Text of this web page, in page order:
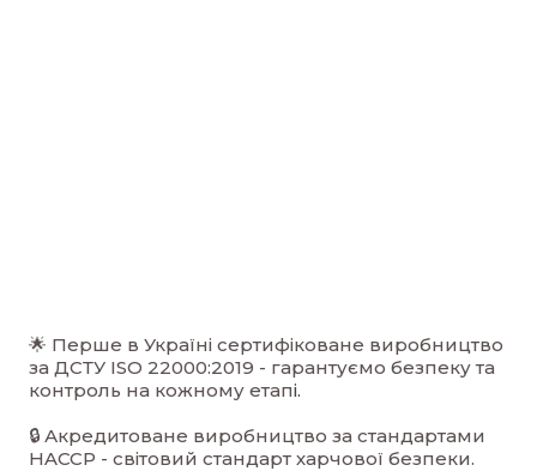
🌟 Перше в Україні сертифіковане виробництво
за ДСТУ ISO 22000:2019 - гарантуємо безпеку та
контроль на кожному етапі.
🔒 Акредитоване виробництво за стандартами
HACCP - світовий стандарт харчової безпеки.